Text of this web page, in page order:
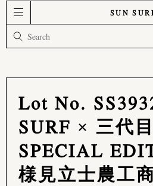
SUN
Lot No.
SURF × 三代
SPECIAL
様見立士農工